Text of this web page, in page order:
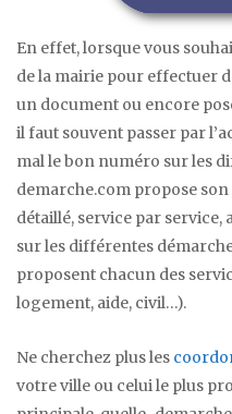
En effet, lorsque vous
de la mairie pour effectuer
un document ou encore
il faut souvent passer par
mal le bon numéro sur les
demarche.com propose
détaillé, service par service,
sur les différentes
proposent chacun des
logement, aide, civil…).
Ne cherchez plus les
votre ville ou celui le plus